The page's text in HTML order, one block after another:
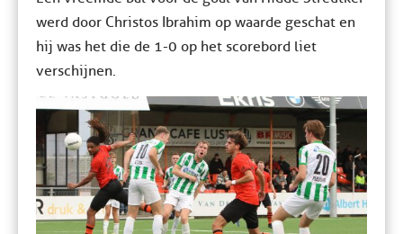
werd door Christos Ibrahim op waarde geschat en
hij was het die de 1-0 op het scorebord liet
verschijnen.